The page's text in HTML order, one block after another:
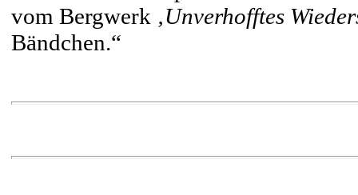
vom Bergwerk ‚Unverhofftes
Bändchen.“